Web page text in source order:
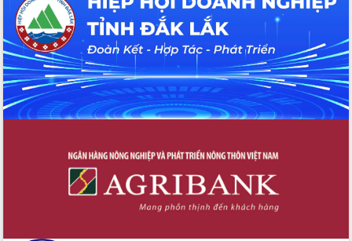
du khách thông qua Hệ thống cơ sở dữ
liệu và Bản đồ số
Tập huấn ứng dụng trí tuệ nhân tạo (AI)
trong thương mại điện tử năm 2026
Đoàn đại biểu Quốc hội tỉnh Đắk Lắk
trao đổi thông tin trước Kỳ họp thứ
nhất, Quốc hội khóa XVI
Nâng cao hiệu lực, hiệu quả HĐND
tỉnh thông qua hiện đại hóa hành chính
Xã Ea Phê gắn cải cách hành chính với